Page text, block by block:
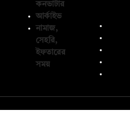
কনভার্টার
আর্কাইভ
নামাজ,
সেহরি,
ইফতারের
সময়